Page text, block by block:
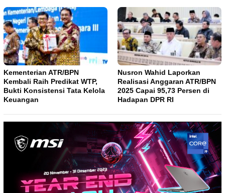
Kementerian ATR/BPN
Kembali Raih Predikat WTP,
Bukti Konsistensi Tata Kelola
Keuangan
Nusron Wahid Laporkan
Realisasi Anggaran ATR/BPN
2025 Capai 95,73 Persen di
Hadapan DPR RI